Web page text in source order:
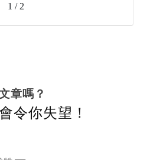
1 / 2
章嗎？
令你失望！